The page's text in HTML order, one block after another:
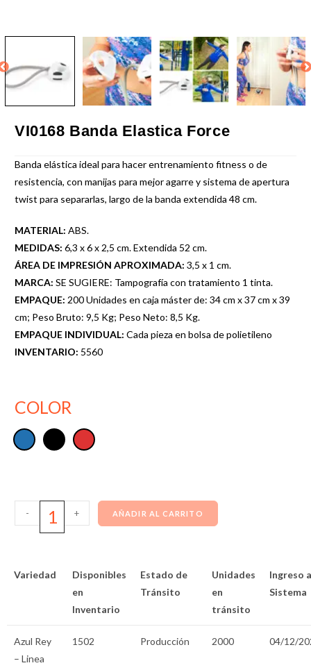
VI0168 Banda Elastica Force
Banda elástica ideal para hacer entrenamiento fitness o de
resistencia, con manijas para mejor agarre y sistema de apertura
twist para separarlas, largo de la banda extendida 48 cm.
MATERIAL: ABS.
MEDIDAS: 6,3 x 6 x 2,5 cm. Extendida 52 cm.
ÁREA DE IMPRESIÓN APROXIMADA: 3,5 x 1 cm.
MARCA: SE SUGIERE: Tampografía con tratamiento 1 tinta.
EMPAQUE: 200 Unidades en caja máster de: 34 cm x 37 cm x 39
cm; Peso Bruto: 9,5 Kg; Peso Neto: 8,5 Kg.
EMPAQUE INDIVIDUAL: Cada pieza en bolsa de polietileno
INVENTARIO: 5560
COLOR
- + AÑADIR AL CARRITO
Variedad
Disponibles
en
Inventario
Estado de
Tránsito
Unidades
en
tránsito
Ingreso
Sistema
Azul Rey
– Linea
1502 Producción 2000 04/12/